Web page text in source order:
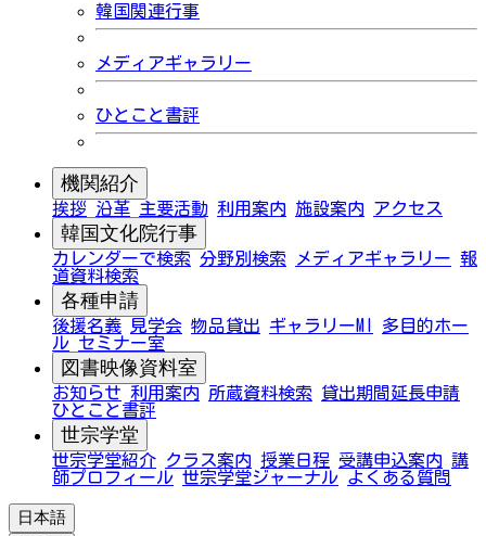
韓国関連行事
メディアギャラリー
ひとこと書評
機関紹介
挨拶 沿革 主要活動 利用案内 施設案内 アクセス
韓国文化院行事
カレンダーで検索 分野別検索 メディアギャラリー 報
道資料検索
各種申請
後援名義 見学会 物品貸出 ギャラリーMI
多目的ホー
ル セミナー室
図書映像資料室
お知らせ 利用案内 所蔵資料検索
貸出期間延長申請
ひとこと書評
世宗学堂
世宗学堂紹介 クラス案内 授業日程 受講申込案内 講
師プロフィール 世宗学堂ジャーナル よくある質問
日本語